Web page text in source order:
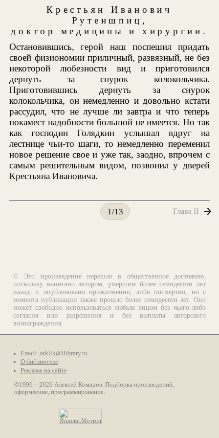
Крестьян Иванович
Рутеншпиц,
доктор медицины и хирургии.
Остановившись, герой наш поспешил придать
своей физиономии приличный, развязный, не без
некоторой любезности вид и приготовился
дернуть за снурок колокольчика.
Приготовившись дернуть за снурок
колокольчика, он немедленно и довольно кстати
рассудил, что не лучше ли завтра и что теперь
покамест надобности большой не имеется. Но так
как господин Голядкин услышал вдруг на
лестнице чьи-то шаги, то немедленно переменил
новое решение свое и уже так, заодно, впрочем с
самым решительным видом, позвонил у дверей
Крестьяна Ивановича.
1/13 Глава II
© Это произведение перешло в общественное достояние,
поскольку написано автором, умершим более семидесяти лет
назад, и опубликовано прижизненно, либо посмертно, но с
момента публикации также прошло более семидесяти лет. Оно
может свободно использоваться любым лицом без чьего-либо
согласия или разрешения и без выплаты авторского
вознаграждения.
Email: otklik@ilibrary.ru
О библиотеке
Реклама на сайте
©1996—2026 Алексей Комаров. Подборка произведений,
оформление, программирование.